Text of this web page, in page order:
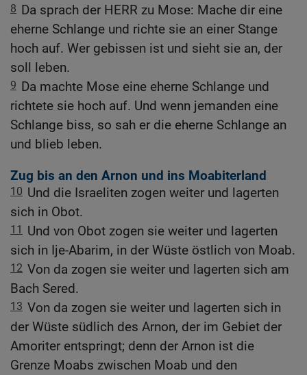
8 Da sprach der HERR zu Mose: Mache dir eine
eherne Schlange und richte sie an einer Stange
hoch auf. Wer gebissen ist und sieht sie an, der
soll leben.
9 Da machte Mose eine eherne Schlange und
richtete sie hoch auf. Und wenn jemanden eine
Schlange biss, so sah er die eherne Schlange an
und blieb leben.
Zug bis an den Arnon und ins Moabiterland
10 Und die Israeliten zogen weiter und lagerten
sich in Obot.
11 Und von Obot zogen sie weiter und lagerten
sich in Ije-Abarim, in der Wüste östlich von Moab.
12 Von da zogen sie weiter und lagerten sich am
Bach Sered.
13 Von da zogen sie weiter und lagerten sich in
der Wüste südlich des Arnon, der im Gebiet der
Amoriter entspringt; denn der Arnon ist die
Grenze Moabs zwischen Moab und den